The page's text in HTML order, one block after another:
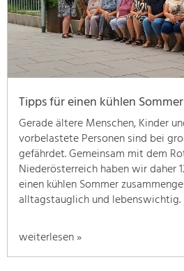
geben
wir
hier
eine
Übersicht
unsere
Für
mehr
Informationen
einfach
das
schon
Tipps für einen kühlen Sommer
Gerade ältere Menschen, Kinder
vorbelastete Personen sind bei
gefährdet. Gemeinsam mit dem
Niederösterreich haben wir daher
einen kühlen Sommer
alltagstauglich und lebenswichtig.
weiterlesen »